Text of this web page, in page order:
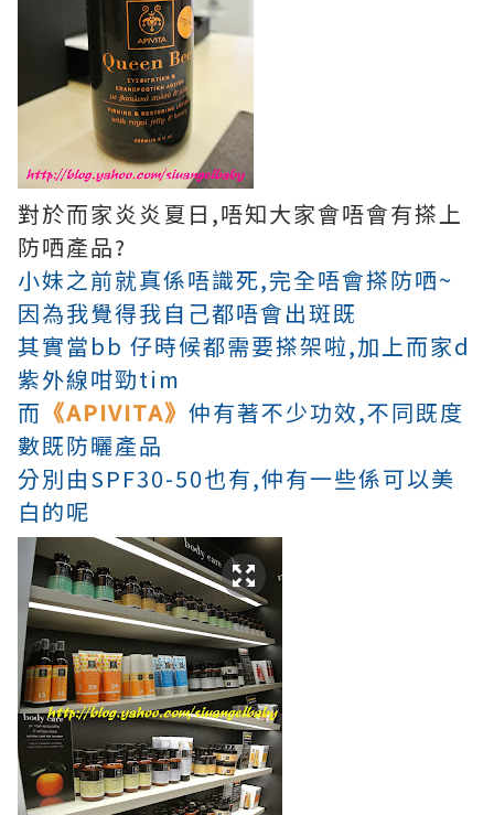
對於而家炎炎夏日,唔知大家會唔會有搽上
防哂產品?
小妹之前就真係唔識死,完全唔會搽防哂~
因為我覺得我自己都唔會出斑既
其實當bb 仔時候都需要搽架啦,加上而家d
紫外線咁勁tim
而 《APIVITA》 仲有著不少功效,不同既度
數既防曬產品
分別由SPF30-50也有,仲有一些係可以美
白的呢